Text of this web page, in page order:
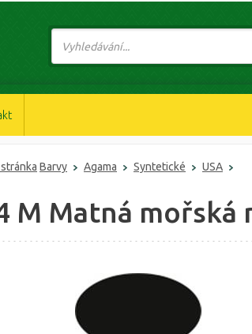
Barvy Agama Syntetické USA
M Matná mořská